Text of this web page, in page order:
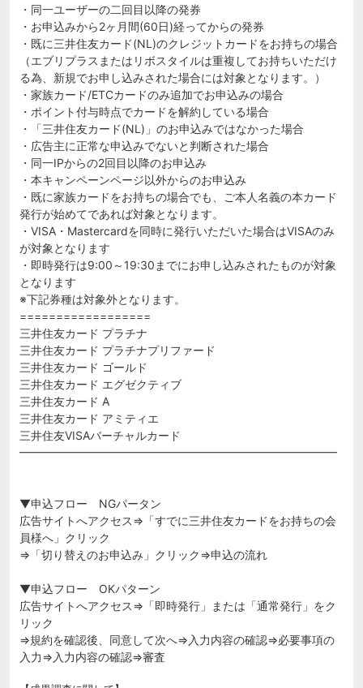
・同一ユーザーの二回目以降の発券
・お申込みから2ヶ月間(60日)経ってからの発券
・既に三井住友カード(NL)のクレジットカードをお持ちの場合
（エブリプラスまたはリボスタイルは重複してお持ちいただけ
る為、新規でお申し込みされた場合には対象となります。）
・家族カード/ETCカードのみ追加でお申込みの場合
・ポイント付与時点でカードを解約している場合
・「三井住友カード(NL)」のお申込みではなかった場合
・広告主に正常な申込みでないと判断された場合
・同一IPからの2回目以降のお申込み
・本キャンペーンページ以外からのお申込み
・既に家族カードをお持ちの場合でも、ご本人名義の本カード
発行が始めてであれば対象となります。
・VISA・Mastercardを同時に発行いただいた場合はVISAのみ
が対象となります
・即時発行は9:00～19:30までにお申し込みされたものが対象
となります
※下記券種は対象外となります。
==================
三井住友カード プラチナ
三井住友カード プラチナプリファード
三井住友カード ゴールド
三井住友カード エグゼクティブ
三井住友カード A
三井住友カード アミティエ
三井住友VISAバーチャルカード
━━━━━━━━━━━━━━━━━━━━━━━━━━━━
▼申込フロー NGパータン
広告サイトへアクセス⇒「すでに三井住友カードをお持ちの会
員様へ」クリック
⇒「切り替えのお申込み」クリック⇒申込の流れ
▼申込フロー OKパターン
広告サイトへアクセス⇒「即時発行」または「通常発行」をク
リック
⇒規約を確認後、同意して次へ⇒入力内容の確認⇒必要事項の
入力⇒入力内容の確認⇒審査